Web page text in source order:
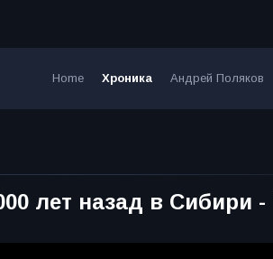
Home Хроника Андрей Поляков
лет назад в Сибири